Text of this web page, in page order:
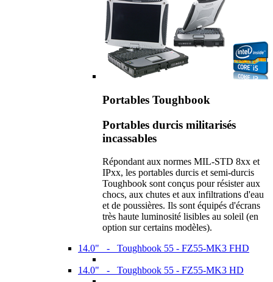
Portables Toughbook
Portables durcis militarisés
incassables
Répondant aux normes MIL-STD 8xx et
IPxx, les portables durcis et semi-durcis
Toughbook sont conçus pour résister aux
chocs, aux chutes et aux infiltrations d'eau
et de poussières. Ils sont équipés d'écrans
très haute luminosité lisibles au soleil (en
option sur certains modèles).
14.0" - Toughbook 55 - FZ55-MK3 FHD
14.0" - Toughbook 55 - FZ55-MK3 HD